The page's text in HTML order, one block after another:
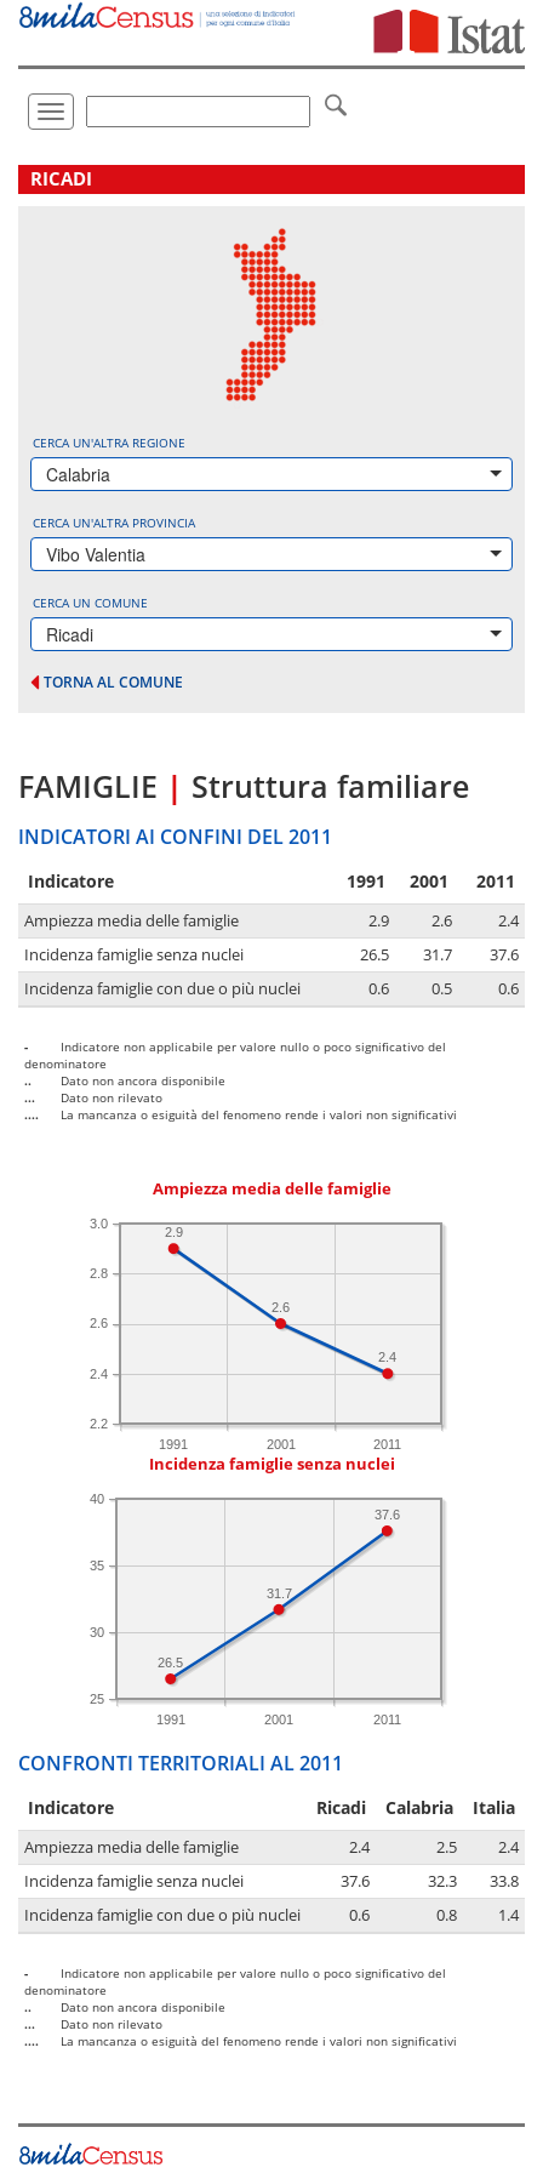
Vai
direttamente
Toggle
navigation
.
RICADI
CERCA UN'ALTRA REGIONE
Calabria
CERCA UN'ALTRA PROVINCIA
Vibo Valentia
CERCA UN COMUNE
Ricadi
TORNA AL COMUNE
FAMIGLIE | Struttura familiare
INDICATORI AI CONFINI DEL 2011
Indicatore 1991 2001 2011
Ampiezza media delle famiglie 2.9 2.6
2.4
Incidenza famiglie senza nuclei
26.5 31.7
37.6
Incidenza famiglie con due o più nuclei
0.6 0.5 0.6
-
Indicatore non applicabile per valore nullo o poco significativo del
denominatore
..
Dato non ancora disponibile
...
Dato non rilevato
....
La mancanza o esiguità del fenomeno rende i valori non significativi
Ampiezza media delle famiglie
1991 2001 2011
2.2
2.4
2.6
2.8
3.0
2.4
2.6
2.9
Incidenza famiglie senza nuclei
1991 2001 2011
25
30
35
40
37.6
31.7
26.5
CONFRONTI TERRITORIALI AL 2011
Indicatore Ricadi Calabria Italia
Ampiezza media delle famiglie 2.4 2.5
2.4
Incidenza famiglie senza nuclei
37.6 32.3
33.8
Incidenza famiglie con due o più nuclei
0.6 0.8 1.4
-
Indicatore non applicabile per valore nullo o poco significativo del
denominatore
..
Dato non ancora disponibile
...
Dato non rilevato
....
La mancanza o esiguità del fenomeno rende i valori non significativi